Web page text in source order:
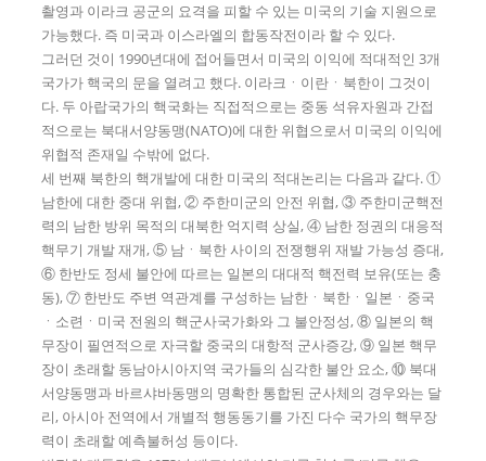
촬영과 이라크 공군의 요격을 피할 수 있는 미국의 기술 지원으로
가능했다. 즉 미국과 이스라엘의 합동작전이라 할 수 있다.
그러던 것이 1990년대에 접어들면서 미국의 이익에 적대적인 3개
국가가 핵국의 문을 열려고 했다. 이라크ㆍ이란ㆍ북한이 그것이
다. 두 아랍국가의 핵국화는 직접적으로는 중동 석유자원과 간접
적으로는 북대서양동맹(NATO)에 대한 위협으로서 미국의 이익에
위협적 존재일 수밖에 없다.
세 번째 북한의 핵개발에 대한 미국의 적대논리는 다음과 같다. ①
남한에 대한 중대 위협, ② 주한미군의 안전 위협, ③ 주한미군핵전
력의 남한 방위 목적의 대북한 억지력 상실, ④ 남한 정권의 대응적
핵무기 개발 재개, ⑤ 남ㆍ북한 사이의 전쟁행위 재발 가능성 증대,
⑥ 한반도 정세 불안에 따르는 일본의 대대적 핵전력 보유(또는 충
동), ⑦ 한반도 주변 역관계를 구성하는 남한ㆍ북한ㆍ일본ㆍ중국
ㆍ소련ㆍ미국 전원의 핵군사국가화와 그 불안정성, ⑧ 일본의 핵
무장이 필연적으로 자극할 중국의 대항적 군사증강, ⑨ 일본 핵무
장이 초래할 동남아시아지역 국가들의 심각한 불안 요소, ⑩ 북대
서양동맹과 바르샤바동맹의 명확한 통합된 군사체의 경우와는 달
리, 아시아 전역에서 개별적 행동동기를 가진 다수 국가의 핵무장
력이 초래할 예측불허성 등이다.